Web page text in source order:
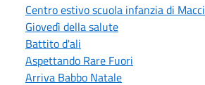
Centro estivo scuola infanzia di
Giovedì della salute
Battito d'ali
Aspettando Rare Fuori
Arriva Babbo Natale